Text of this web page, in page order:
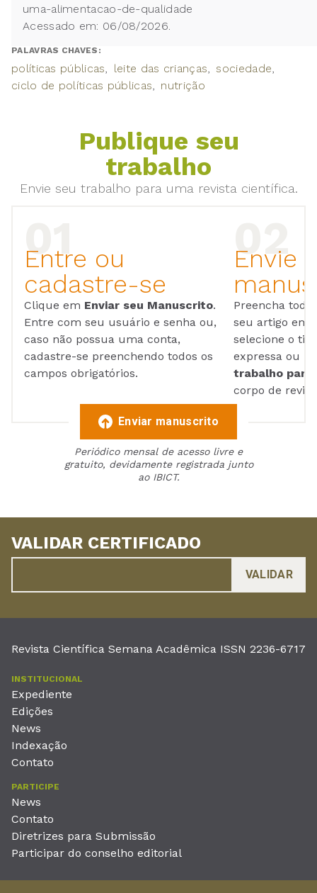
uma-alimentacao-de-qualidade
Acessado em: 06/08/2026.
PALAVRAS CHAVES:
políticas públicas leite das crianças
sociedade
ciclo de políticas públicas
nutrição
Publique seu
trabalho
Envie seu trabalho para uma revista científica.
Entre ou
cadastre-se
Clique em Enviar seu Manuscrito.
Entre com seu usuário e senha ou,
caso não possua uma conta,
cadastre-se preenchendo todos os
campos obrigatórios.
Envie
Preencha
seu artigo em
selecione o
expressa ou
trabalho para
corpo de
Enviar manuscrito
Periódico mensal de acesso livre e
gratuito, devidamente registrada junto
ao IBICT.
VALIDAR CERTIFICADO
Revista Científica Semana Acadêmica ISSN 2236-6717
INSTITUCIONAL
Expediente
Edições
News
Indexação
Contato
PARTICIPE
News
Contato
Diretrizes para Submissão
Participar do conselho editorial